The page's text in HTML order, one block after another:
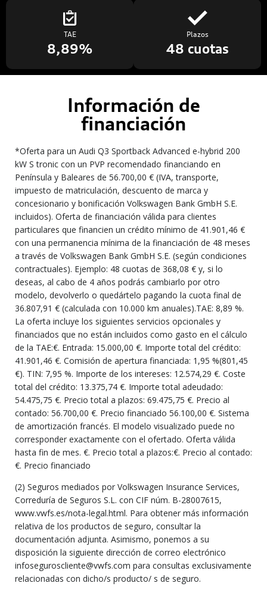
TAE
8,89%
Plazos
48 cuotas
Información de
financiación
*Oferta para un Audi Q3 Sportback Advanced e-hybrid 200
kW S tronic con un PVP recomendado financiando en
Península y Baleares de 56.700,00 € (IVA, transporte,
impuesto de matriculación, descuento de marca y
concesionario y bonificación Volkswagen Bank GmbH S.E.
incluidos). Oferta de financiación válida para clientes
particulares que financien un crédito mínimo de 41.901,46 €
con una permanencia mínima de la financiación de 48 meses
a través de Volkswagen Bank GmbH S.E. (según condiciones
contractuales). Ejemplo: 48 cuotas de 368,08 € y, si lo
deseas, al cabo de 4 años podrás cambiarlo por otro
modelo, devolverlo o quedártelo pagando la cuota final de
36.807,91 € (calculada con 10.000 km anuales).TAE: 8,89 %.
La oferta incluye los siguientes servicios opcionales y
financiados que no están incluidos como gasto en el cálculo
de la TAE:€. Entrada: 15.000,00 €. Importe total del crédito:
41.901,46 €. Comisión de apertura financiada: 1,95 %(801,45
€). TIN: 7,95 %. Importe de los intereses: 12.574,29 €. Coste
total del crédito: 13.375,74 €. Importe total adeudado:
54.475,75 €. Precio total a plazos: 69.475,75 €. Precio al
contado: 56.700,00 €. Precio financiado 56.100,00 €. Sistema
de amortización francés. El modelo visualizado puede no
corresponder exactamente con el ofertado. Oferta válida
hasta fin de mes. €. Precio total a plazos:€. Precio al contado:
€. Precio financiado
(2) Seguros mediados por Volkswagen Insurance Services,
Correduría de Seguros S.L. con CIF núm. B-28007615,
www.vwfs.es/nota-legal.html. Para obtener más información
relativa de los productos de seguro, consultar la
documentación adjunta. Asimismo, ponemos a su
disposición la siguiente dirección de correo electrónico
infoseguroscliente@vwfs.com para consultas exclusivamente
relacionadas con dicho/s producto/ s de seguro.